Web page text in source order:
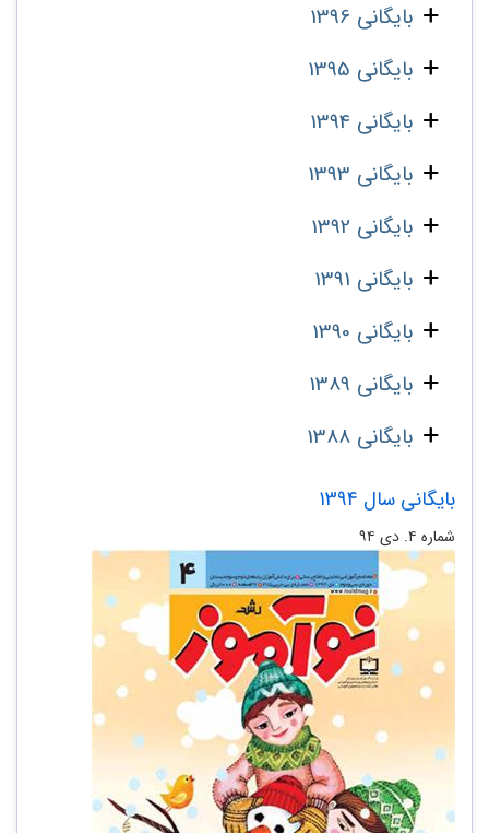
بایگانی 1396
بایگانی 1395
بایگانی 1394
بایگانی 1393
بایگانی 1392
بایگانی 1391
بایگانی 1390
بایگانی 1389
بایگانی 1388
بایگانی سال 1394
شماره ۴. دی ۹۴